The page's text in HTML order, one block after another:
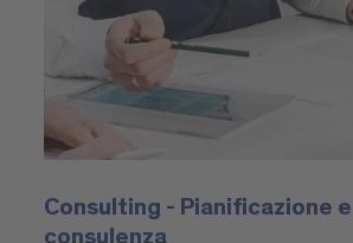
Consulting - Pianificazione e
consulenza